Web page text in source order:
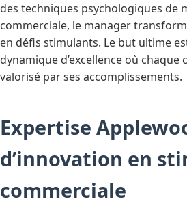
des techniques psychologiques de
commerciale, le manager
en défis stimulants. Le but ultime
dynamique d’excellence où
valorisé par ses accomplissements.
Expertise
d’innovation en
commerciale